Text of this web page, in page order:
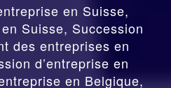
en Suisse,
Suisse, Succession
des entreprises en
d’entreprise en
en Belgique,